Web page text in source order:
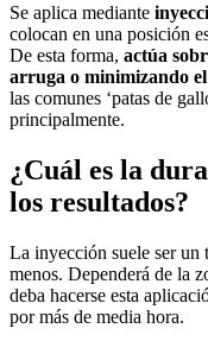
Se aplica mediante
colocan en una posición
De esta forma, actúa
arruga o minimizando
las comunes ‘patas de
principalmente.
¿Cuál es la
los resultados?
La inyección suele ser un
menos. Dependerá de la
deba hacerse esta
por más de media hora.